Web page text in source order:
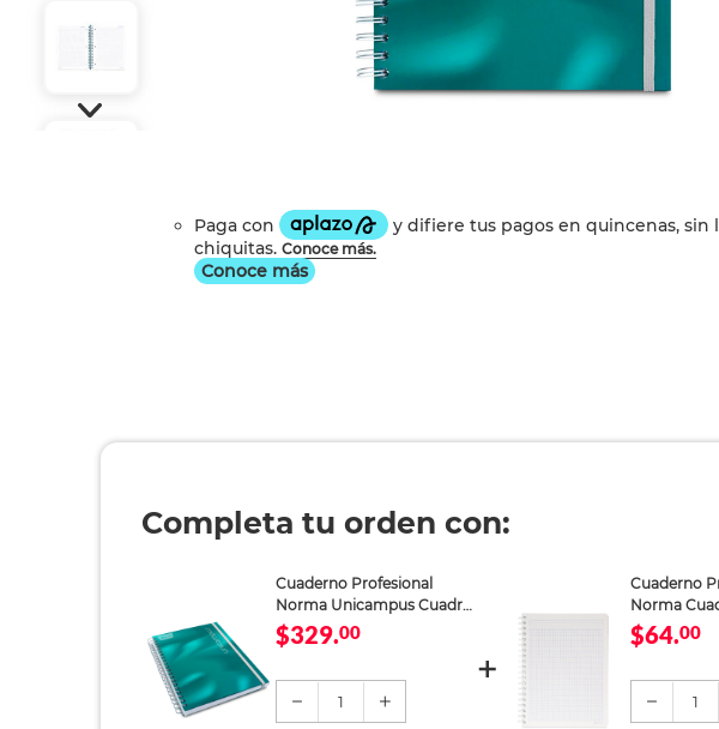
Conoce más
Completa tu orden con:
Cuaderno Profesional
Norma Unicampus Cuadro
Grande 160 Hojas Verde
Agua
$329.00
1
Cuaderno
Norma
hojas
$64.00
1